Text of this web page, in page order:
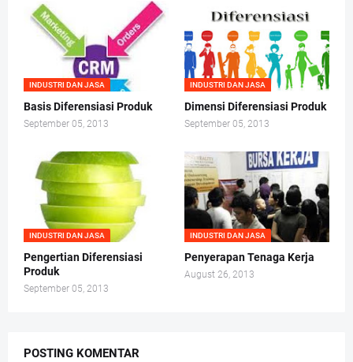
INDUSTRI DAN JASA
Basis Diferensiasi Produk
September 05, 2013
INDUSTRI DAN JASA
Dimensi Diferensiasi Produk
September 05, 2013
INDUSTRI DAN JASA
Pengertian Diferensiasi
Produk
September 05, 2013
INDUSTRI DAN JASA
Penyerapan Tenaga Kerja
August 26, 2013
POSTING KOMENTAR